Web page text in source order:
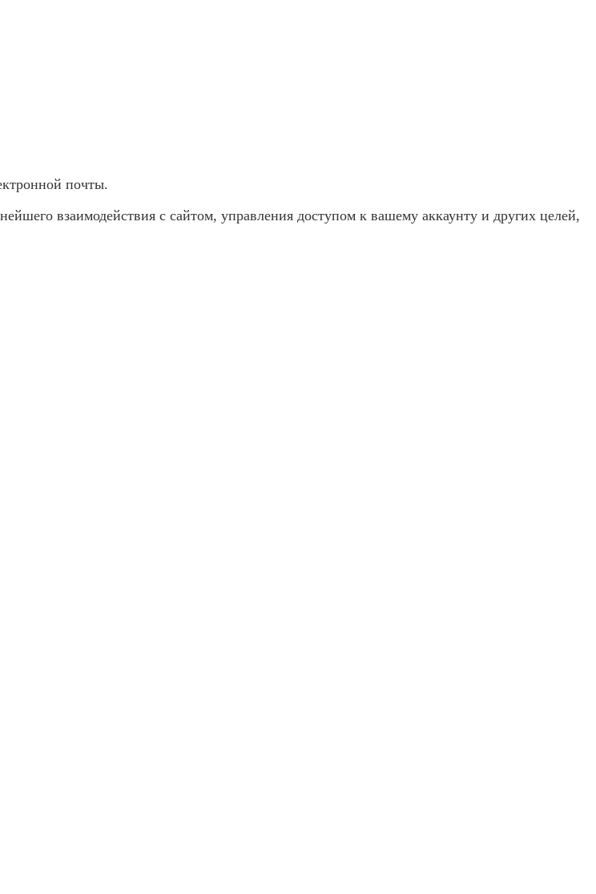
почты.
взаимодействия с сайтом, управления доступом к вашему аккаунту и других целей,